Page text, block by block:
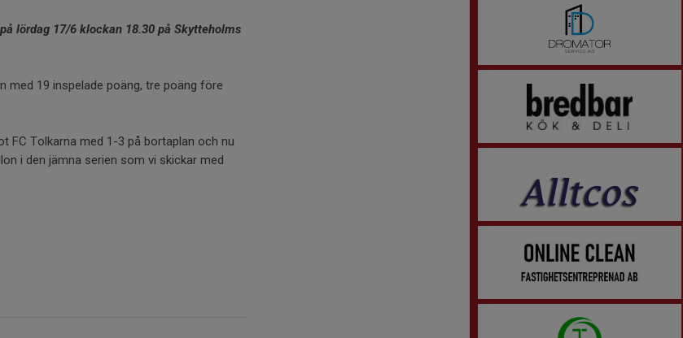
lördag 17/6 klockan 18.30 på Skytteholms
med 19 inspelade poäng, tre poäng före
FC Tolkarna med 1-3 på bortaplan och nu
i den jämna serien som vi skickar med